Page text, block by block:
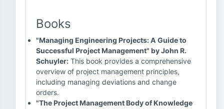
Books
"Managing Engineering Projects: A Guide to
Successful Project Management" by John R.
Schuyler: This book provides a comprehensive
overview of project management principles,
including managing deviations and change
orders.
"The Project Management Body of Knowledge